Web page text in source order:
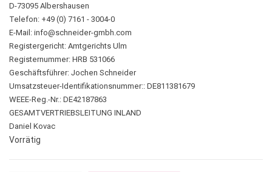
D-73095 Albershausen
Telefon: +49 (0) 7161 - 3004-0
E-Mail: info@schneider-gmbh.com
Registergericht: Amtgerichts Ulm
Registernummer: HRB 531066
Geschäftsführer: Jochen Schneider
Umsatzsteuer-Identifikationsnummer:: DE811381679
WEEE-Reg.-Nr.: DE42187863
GESAMTVERTRIEBSLEITUNG INLAND
Daniel Kovac
Vorrätig